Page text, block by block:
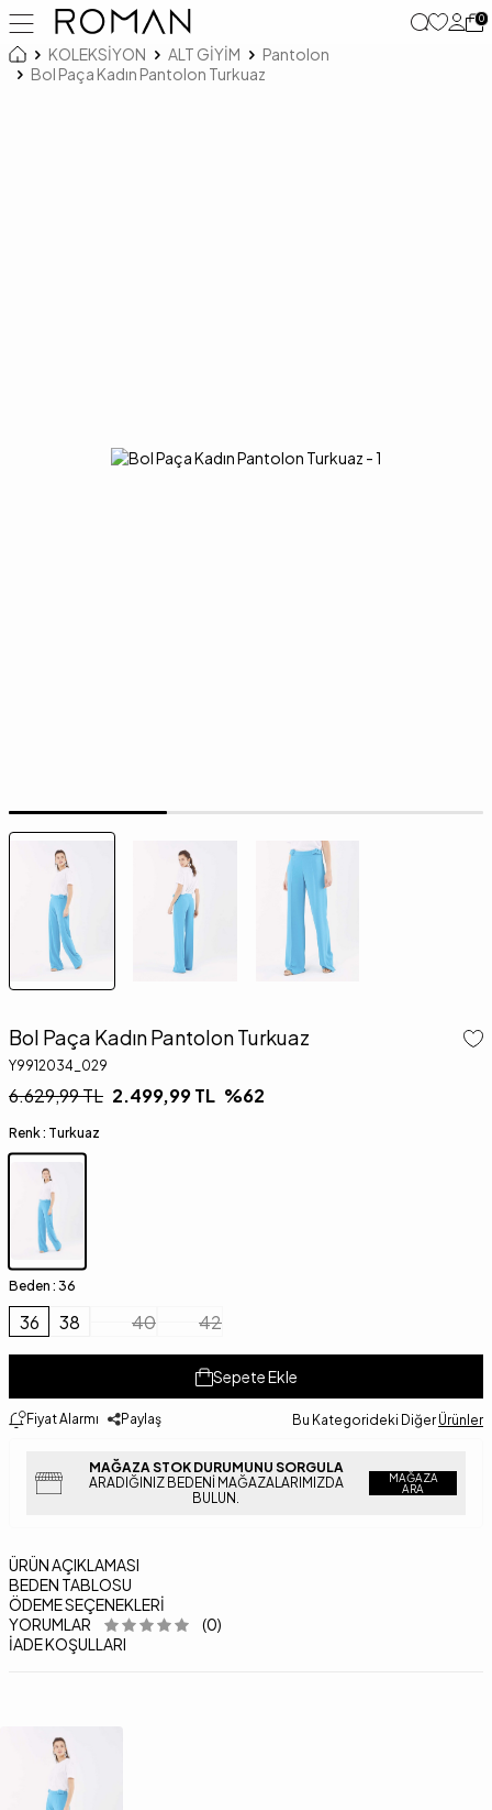
0
KOLEKSİYON ALT GİYİM
Pantolon
Bol Paça Kadın Pantolon Turkuaz
Bol Paça Kadın Pantolon Turkuaz
Y9912034_029
6.629,99TL 2.499,99TL %62
Renk : Turkuaz
Beden : 36
36 38 40 42
Sepete Ekle
Fiyat Alarmı Paylaş Bu Kategorideki Diğer Ürünler
MAĞAZA STOK DURUMUNU SORGULA
ARADIĞINIZ BEDENI MAĞAZALARIMIZDA
BULUN.
MAĞAZA
ARA
ÜRÜN AÇIKLAMASI
BEDEN TABLOSU
ÖDEME SEÇENEKLERI
YORUMLAR
(0)
İADE KOŞULLARI